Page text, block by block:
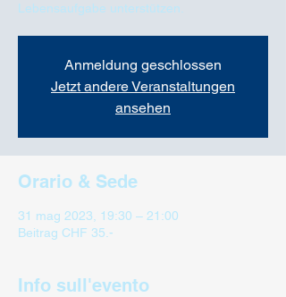
Lebensaufgabe unterstützen.
Anmeldung geschlossen
Jetzt andere Veranstaltungen
ansehen
Orario & Sede
31 mag 2023, 19:30 – 21:00
Beitrag CHF 35.-
Info sull'evento